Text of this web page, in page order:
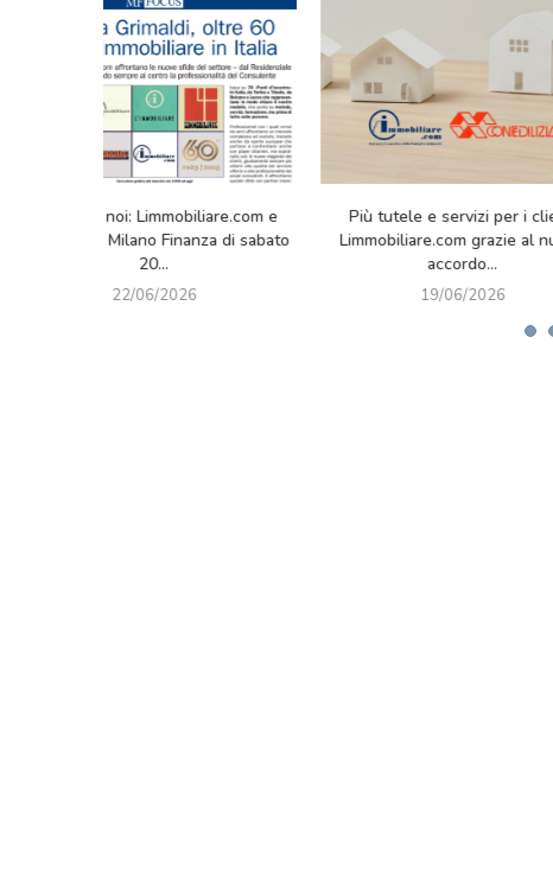
Partner of Limmobiliare.com di
sponsor della 10° edizione
del Congresso...
24/04/2026
L’Immobiliare.com in partnership
strategica con Hausme: innovazione e
consulenza al servizio delle...
24/04/2026